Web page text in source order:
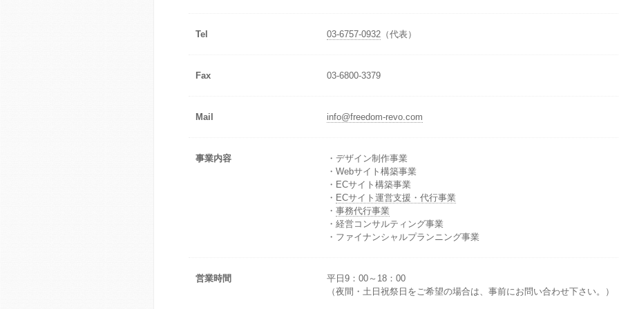
Tel 03-6757-0932（代表）
Fax 03-6800-3379
Mail info@freedom-revo.com
事業内容
・デザイン制作事業
・Webサイト構築事業
・ECサイト構築事業
・ ECサイト運営支援・代行事業
・ 事務代行事業
・経営コンサルティング事業
・ファイナンシャルプランニング事業
営業時間
平日9：00～18：00
（夜間・土日祝祭日をご希望の場合は、事前にお問い合わせ下さい。）